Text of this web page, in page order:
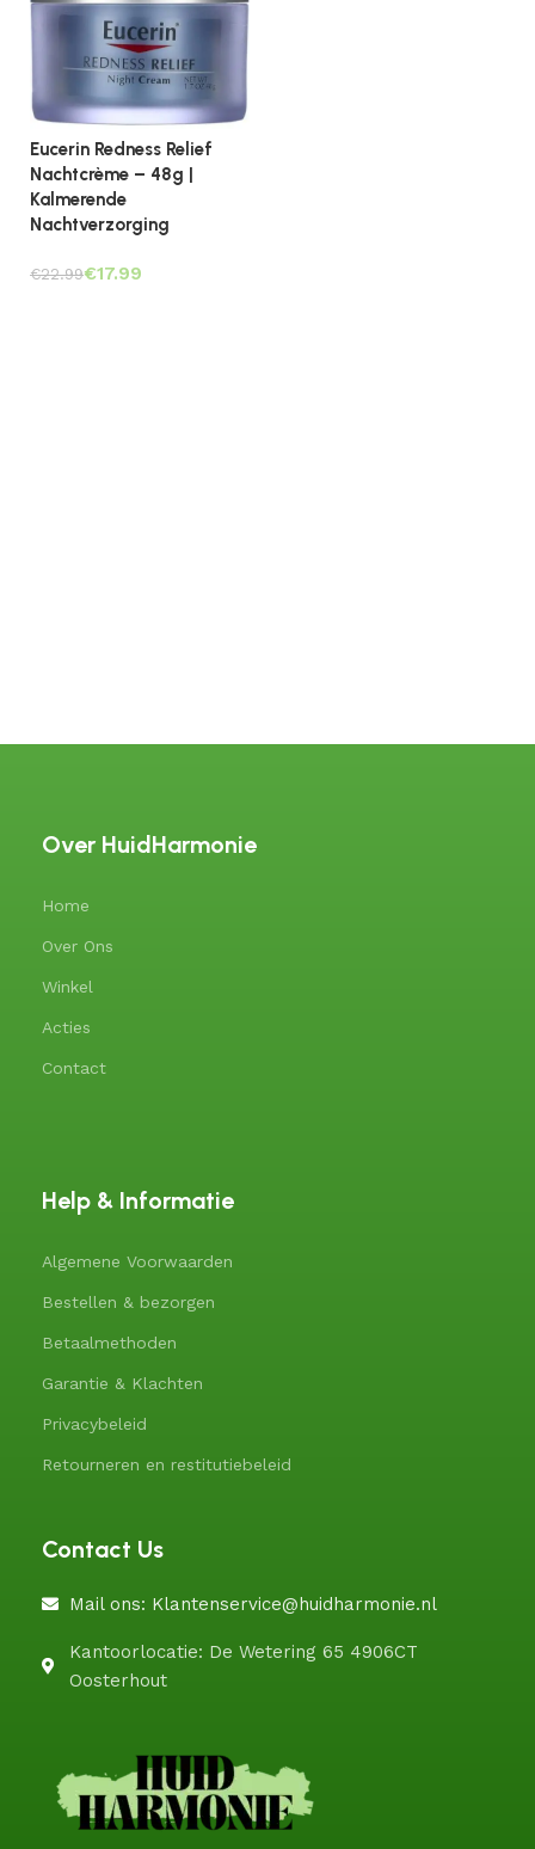
Eucerin Redness Relief
Nachtcrème – 48g |
Kalmerende
Nachtverzorging
€22.99€17.99
Over HuidHarmonie
Home
Over Ons
Winkel
Acties
Contact
Help & Informatie
Algemene Voorwaarden
Bestellen & bezorgen
Betaalmethoden
Garantie & Klachten
Privacybeleid
Retourneren en restitutiebeleid
Contact Us
Mail ons: Klantenservice@huidharmonie.nl
Kantoorlocatie: De Wetering 65 4906CT
Oosterhout